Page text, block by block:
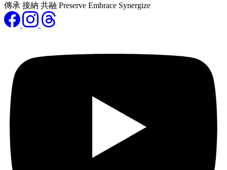
傳承 接納 共融 Preserve Embrace Synergize